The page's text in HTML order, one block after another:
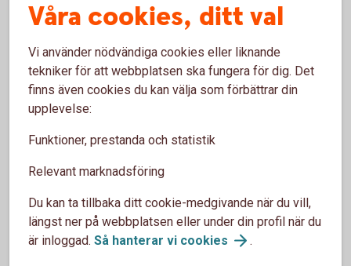
Vanliga frågor och svar om
Företagsobligationer
Vem kan köpa företagsobligationer?
Vilka faciliteter behövs för att kunna handla?
Våra cookies, ditt val
Vi använder nödvändiga cookies eller liknande
tekniker för att webbplatsen ska fungera för dig. Det
finns även cookies du kan välja som förbättrar din
upplevelse:
Funktioner, prestanda och statistik
Relevant marknadsföring
Du kan ta tillbaka ditt cookie-medgivande när du vill,
längst ner på webbplatsen eller under din profil när du
är inloggad. Så hanterar vi cookies .